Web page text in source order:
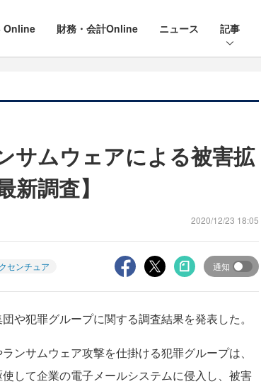
Online 財務・会計Online ニュース 記事
サムウェアによる被害拡
調査】
2020/12/23 18:05
センチュア 通知
や犯罪グループに関する調査結果を発表した。
ンサムウェア攻撃を仕掛ける犯罪グループは、
して企業の電子メールシステムに侵入し、被害